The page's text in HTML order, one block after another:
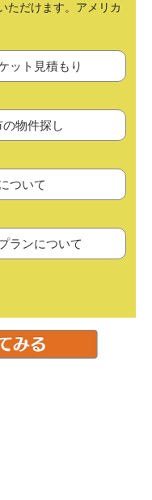
ただけます。アメリカ
ット見積もり
物件探し
ついて
ランについて